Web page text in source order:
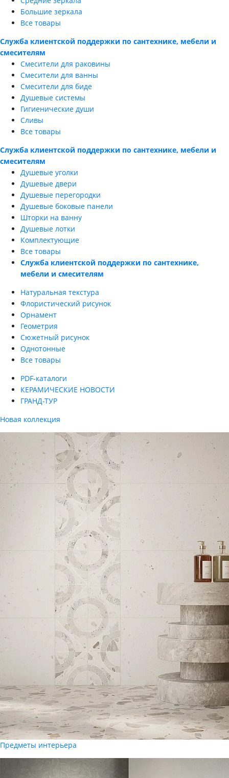
Большие зеркала
Все товары
Служба клиентской поддержки по сантехнике, мебели и
смесителям
Смесители для раковины
Смесители для ванны
Смесители для биде
Душевые системы
Гигиенические души
Сливы
Все товары
Служба клиентской поддержки по сантехнике, мебели и
смесителям
Душевые уголки
Душевые двери
Душевые перегородки
Душевые боковые панели
Шторки на ванну
Душевые лотки
Комплектующие
Все товары
Служба клиентской поддержки по сантехнике,
мебели и смесителям
Натуральная текстура
Флористический рисунок
Орнамент
Геометрия
Сюжетный рисунок
Однотонные
Все товары
PDF-каталоги
КЕРАМИЧЕСКИЕ НОВОСТИ
ГРАНД-ТУР
Новая коллекция
Предметы интерьера